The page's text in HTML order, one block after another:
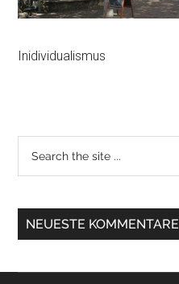
Inidividualismus
NEUESTE KOMMENTARE